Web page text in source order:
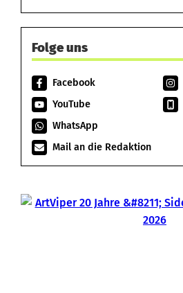
Folge uns
Facebook
YouTube
WhatsApp
Mail an die Redaktion